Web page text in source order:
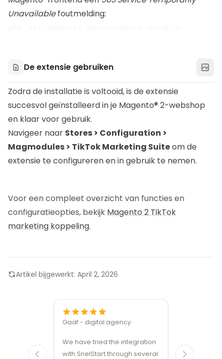
Unavailablefoutmelding:
De extensie gebruiken
Zodra de installatie is voltooid, is de extensie
succesvol geïnstalleerd in je Magento® 2-webshop
en klaar voor gebruik.
Navigeer naar Stores > Configuration >
Magmodules > TikTok Marketing Suiteom de
extensie te configureren en in gebruik te nemen.
Voor een compleet overzicht van functies en
configuratieopties, bekijk Magento 2 TikTok
marketing koppeling.
Artikel bijgewerkt: April 2, 2026
Gaaf - digital agency
We have tried the integration
with SnelStart through several
modules